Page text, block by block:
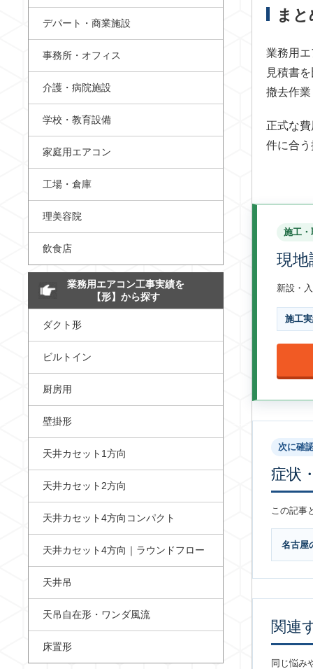
まと
業務用
見積書
撤去作
正式な
件に合
施工・
現
新設・
施工
次に確
症状
この記事
名古屋
関連
同じ悩み
デパート・商業施設
事務所・オフィス
介護・病院施設
学校・教育設備
家庭用エアコン
工場・倉庫
理美容院
飲食店
業務用エアコン工事実績を
【形】から探す
ダクト形
ビルトイン
厨房用
壁掛形
天井カセット1方向
天井カセット2方向
天井カセット4方向コンパクト
天井カセット4方向｜ラウンドフロー
天井吊
天吊自在形・ワンダ風流
床置形